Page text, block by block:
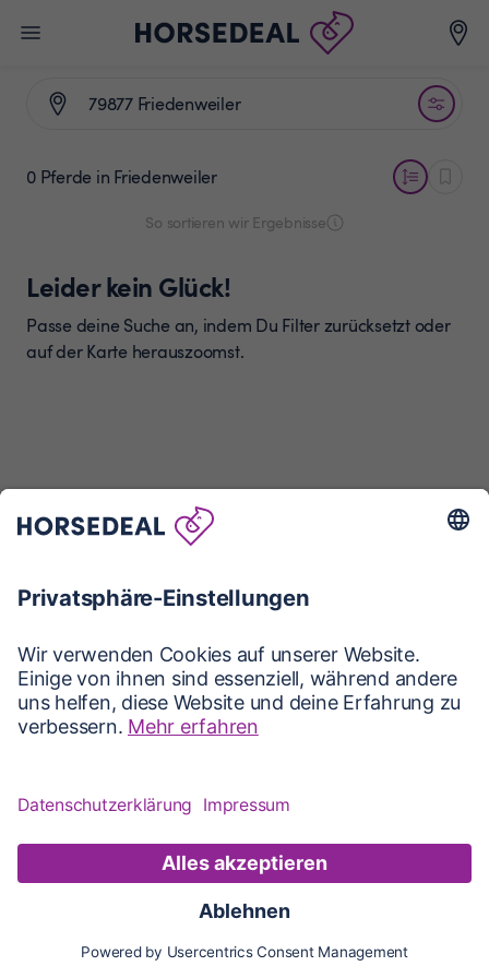
Karte Updates Konto
Karte
0 Pferde in Friedenweiler
So sortieren wir Ergebnisse
Leider kein Glück!
Passe deine Suche an, indem Du Filter zurücksetzt oder
auf der Karte herauszoomst.